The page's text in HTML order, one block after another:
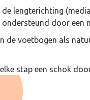
lengterichting
door een
de voetbogen als
stap een schok